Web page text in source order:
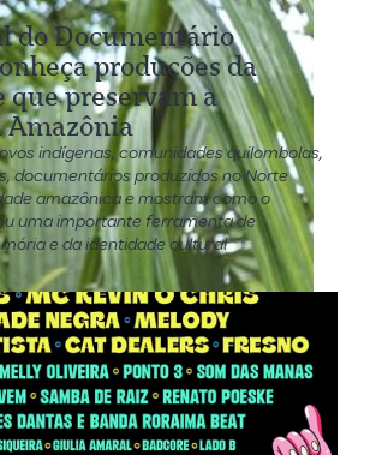
do Documentário
produções da
que preservam a
Amazônia
indígenas, comunidades quilombolas,
documentários produzidos no Norte
amazônica e mostram como o
uma importante ferramenta de
e da identidade cultural